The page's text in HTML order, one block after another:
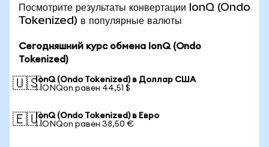
Посмотрите результаты конвертации IonQ (Ondo
Tokenized) в популярные валюты
Сегодняшний курс обмена IonQ (Ondo
Tokenized)
🇺🇸IonQ (Ondo Tokenized) в Доллар США
1 IONQon равен 44,51 $
🇪🇺IonQ (Ondo Tokenized) в Евро
1 IONQon равен 38,50 €